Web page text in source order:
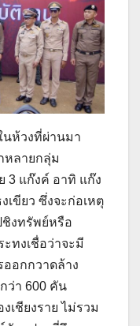
นห้วงที่ผ่านมา
หลายกลุ่ม
3 แก๊งค์ อาทิ แก๊ง
เขียว ซึ่งจะก่อเหตุ
ชิงทรัพย์หรือ
ทงเชื่อว่าจะมี
ออกกวาดล้าง
ว่า 600 คัน
เชียงราย ไม่รวม